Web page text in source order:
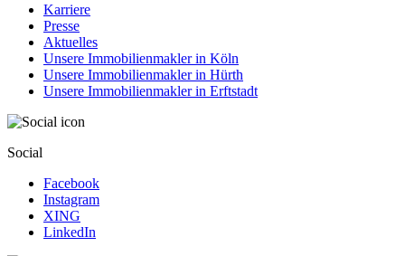
Karriere
Presse
Aktuelles
Unsere Immobilienmakler in Köln
Unsere Immobilienmakler in Hürth
Unsere Immobilienmakler in Erftstadt
Social
Facebook
Instagram
XING
LinkedIn